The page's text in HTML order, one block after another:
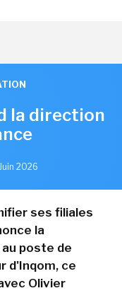
la direction
2026
ses filiales
la
poste de
d'Inqom, ce
Olivier